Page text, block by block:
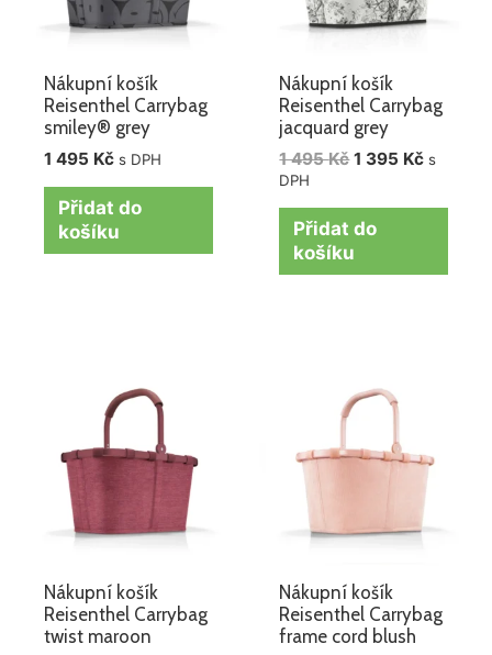
Nákupní košík
Reisenthel Carrybag
smiley® grey
1 495 Kč s DPH
Přidat do
košíku
Nákupní košík
Reisenthel Carrybag
jacquard grey
1 495Kč 1 395 Kč s
DPH
Přidat do
košíku
Nákupní košík
Reisenthel Carrybag
twist maroon
Nákupní košík
Reisenthel Carrybag
frame cord blush